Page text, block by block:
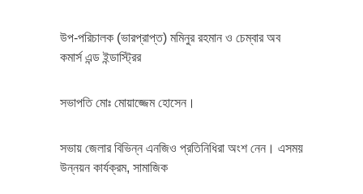
উপ-পরিচালক (ভারপ্রাপ্ত) মমিনুর রহমান ও চেম্বার অব
কমার্স এন্ড ইন্ডাস্ট্রির
সভাপতি মোঃ মোয়াজ্জেম হোসেন।
সভায় জেলার বিভিন্ন এনজিও প্রতিনিধিরা অংশ নেন। এসময়
উন্নয়ন কার্যক্রম, সামাজিক